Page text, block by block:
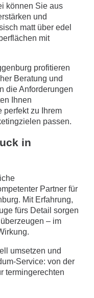
können Sie aus
und
matt über edel
mit
profitieren
Beratung und
die Anforderungen
Ihnen
perfekt zu Ihrem
passen.
in
Partner für
Mit Erfahrung,
fürs Detail sorgen
– im
umsetzen und
Service: von der
termingerechten